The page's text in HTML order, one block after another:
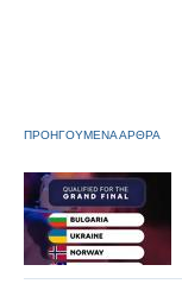
ΠΡΟΗΓΟΥΜΕΝΑ ΑΡΘΡΑ